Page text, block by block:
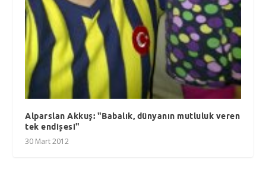
Alparslan Akkuş: "Babalık, dünyanın mutluluk veren
tek endişesi"
30 Mart 2012